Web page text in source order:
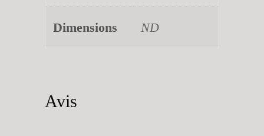
Dimensions ND
Avis